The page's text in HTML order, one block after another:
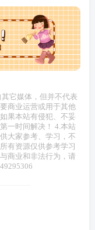
它媒体，但并不代表
商业运营或用于其他
果本站有侵犯、不妥
一时间解决！ 4.本站
大家参考、学习，不
有资源仅供参考学习
商业和非法行为，请